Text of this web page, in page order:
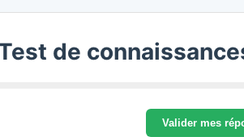
de
Valider mes